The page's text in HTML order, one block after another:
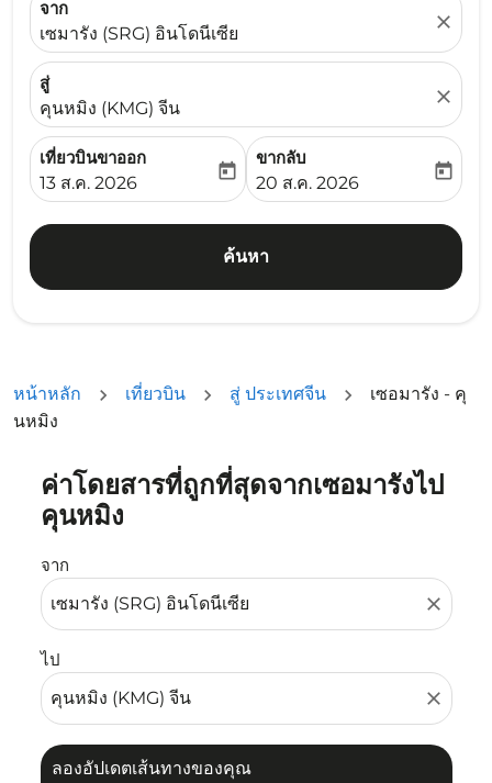
จาก
เซมารัง (SRG) อินโดนีเซีย
close
สู่
คุนหมิง (KMG) จีน
close
เที่ยวบินขาออก
fc-booking-departure-date-aria-label
13 ส.ค. 2026
today
ขากลับ
fc-booking-return-date-
20 ส.ค. 2026
today
ค้นหา
หน้าหลัก เที่ยวบิน สู่ ประเทศจีน
เซอมารัง - คุ
นหมิง
ค่าโดยสารที่ถูกที่สุดจากเซอมารังไป
คุนหมิง
จาก
close
ไป
close
ลองอัปเดตเส้นทางของคุณ
ลองอัปเดตเส้นทางของคุณ (ต้นทางและ/หรือปลายทาง) หรื